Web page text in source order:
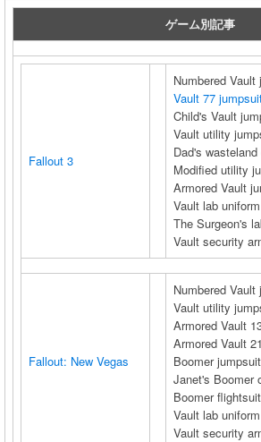
ゲーム別記事
Fallout 3
Numbered Vault
Vault 77
Child's Vault
Vault utility
Dad's
Modified utility
Armored Vault
Vault lab uniform
The Surgeon's
Vault security
Fallout: New Vegas
Numbered Vault
Vault utility
Armored Vault
Armored Vault
Boomer jumpsuit
Janet's Boomer
Boomer flightsuit
Vault lab uniform
Vault security